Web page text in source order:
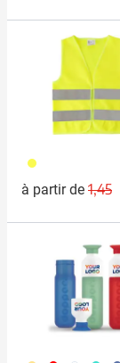
006
à partir de
Prix
1,45